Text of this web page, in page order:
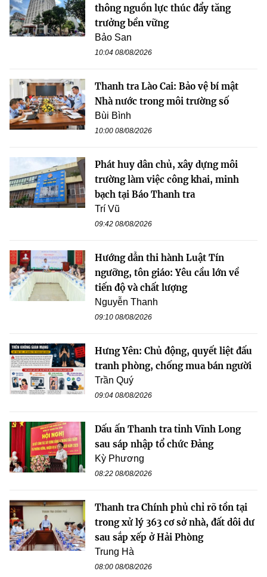
thông nguồn lực thúc đẩy tăng
trưởng bền vững
Bảo San
10:04 08/08/2026
Thanh tra Lào Cai: Bảo vệ bí mật
Nhà nước trong môi trường số
Bùi Bình
10:00 08/08/2026
Phát huy dân chủ, xây dựng môi
trường làm việc công khai, minh
bạch tại Báo Thanh tra
Trí Vũ
09:42 08/08/2026
Hướng dẫn thi hành Luật Tín
ngưỡng, tôn giáo: Yêu cầu lớn về
tiến độ và chất lượng
Nguyễn Thanh
09:10 08/08/2026
Hưng Yên: Chủ động, quyết liệt đấu
tranh phòng, chống mua bán người
Trần Quý
09:04 08/08/2026
Dấu ấn Thanh tra tỉnh Vĩnh Long
sau sáp nhập tổ chức Đảng
Kỳ Phương
08:22 08/08/2026
Thanh tra Chính phủ chỉ rõ tồn tại
trong xử lý 363 cơ sở nhà, đất dôi dư
sau sắp xếp ở Hải Phòng
Trung Hà
08:00 08/08/2026